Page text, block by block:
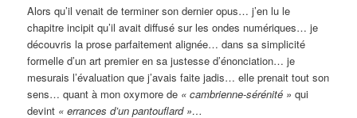
Alors qu’il venait de terminer son dernier opus… j’en lu le
chapitre incipit qu’il avait diffusé sur les ondes numériques… je
découvris la prose parfaitement alignée… dans sa simplicité
formelle d’un art premier en sa justesse d’énonciation… je
mesurais l’évaluation que j’avais faite jadis… elle prenait tout son
sens… quant à mon oxymore de « cambrienne-sérénité » qui
devint « errances d’un pantouflard »…